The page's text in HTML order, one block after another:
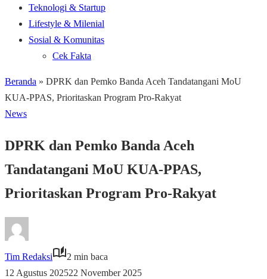
Teknologi & Startup
Lifestyle & Milenial
Sosial & Komunitas
Cek Fakta
Beranda » DPRK dan Pemko Banda Aceh Tandatangani MoU
KUA-PPAS, Prioritaskan Program Pro-Rakyat
News
DPRK dan Pemko Banda Aceh
Tandatangani MoU KUA-PPAS,
Prioritaskan Program Pro-Rakyat
Tim Redaksi
2 min baca
12 Agustus 202522 November 2025